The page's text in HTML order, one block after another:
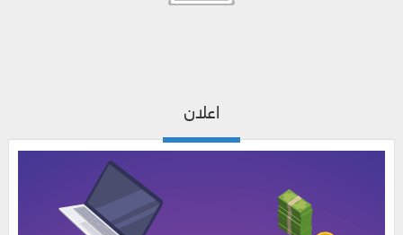
اعلان